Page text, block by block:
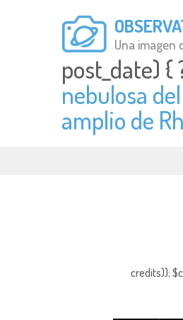
Una imagen
post_date) {
nebulosa
amplio de
credits));